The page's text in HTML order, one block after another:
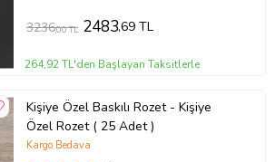
3236,00 TL 2483,69 TL
264,92 TL'den Başlayan Taksitlerle
Kişiye Özel Baskılı Rozet - Kişiye
Özel Rozet ( 25 Adet )
Kargo Bedava